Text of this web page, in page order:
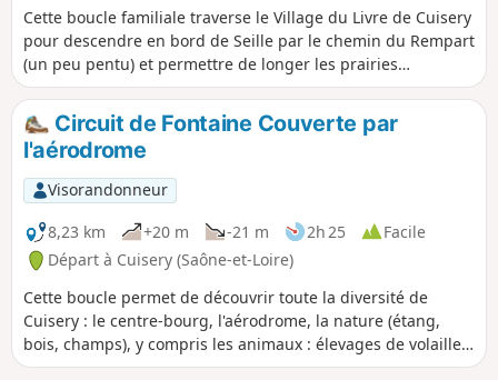
Cette boucle familiale traverse le Village du Livre de Cuisery
pour descendre en bord de Seille par le chemin du Rempart
(un peu pentu) et permettre de longer les prairies
bocagères pour terminer par les sous-bois de l'ancien
Chemin du Tacot, avant de revenir au centre-bourg du
village.Circuit de Fontaine Couverte par
l'aérodrome
Visorandonneur
8,23 km
+20 m -21 m 2h 25
Facile
Départ à Cuisery (Saône-et-Loire)
Cette boucle permet de découvrir toute la diversité de
Cuisery : le centre-bourg, l'aérodrome, la nature (étang,
bois, champs), y compris les animaux : élevages de volailles
de Bresse, chevaux dans les prés ou à l'école d'équitation,